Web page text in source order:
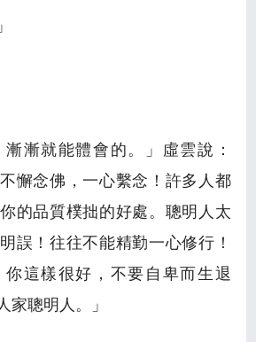
漸漸就能體會的。」虛雲說：
不懈念佛，一心繫念！許多人都
的品質樸拙的好處。聰明人太
誤！往往不能精勤一心修行！
你這樣很好，不要自卑而生退
家聰明人。」